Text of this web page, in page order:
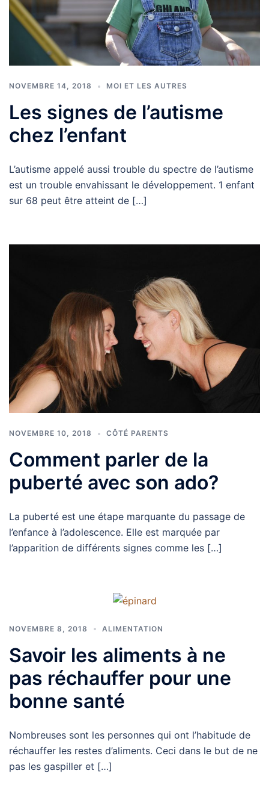
NOVEMBRE 14, 2018 MOI ET LES AUTRES
Les signes de l’autisme
chez l’enfant
L’autisme appelé aussi trouble du spectre de l’autisme
est un trouble envahissant le développement. 1 enfant
sur 68 peut être atteint de […]
NOVEMBRE 10, 2018 CÔTÉ PARENTS
Comment parler de la
puberté avec son ado?
La puberté est une étape marquante du passage de
l’enfance à l’adolescence. Elle est marquée par
l’apparition de différents signes comme les […]
NOVEMBRE 8, 2018 ALIMENTATION
Savoir les aliments à ne
pas réchauffer pour une
bonne santé
Nombreuses sont les personnes qui ont l’habitude de
réchauffer les restes d’aliments. Ceci dans le but de ne
pas les gaspiller et […]